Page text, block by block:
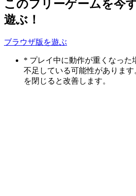
このフリーゲームを今
遊ぶ！
ブラウザ版を遊ぶ
* プレイ中に動作が重くなった
不足している可能性がありま
を閉じると改善します。